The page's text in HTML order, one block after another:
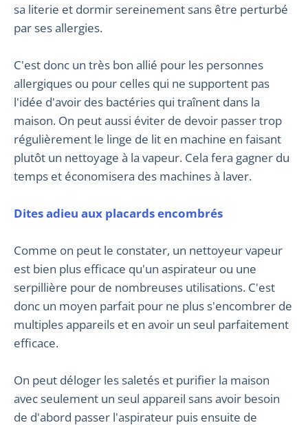
sa literie et dormir sereinement sans être perturbé
par ses allergies.
C'est donc un très bon allié pour les personnes
allergiques ou pour celles qui ne supportent pas
l'idée d'avoir des bactéries qui traînent dans la
maison. On peut aussi éviter de devoir passer trop
régulièrement le linge de lit en machine en faisant
plutôt un nettoyage à la vapeur. Cela fera gagner du
temps et économisera des machines à laver.
Dites adieu aux placards encombrés
Comme on peut le constater, un nettoyeur vapeur
est bien plus efficace qu'un aspirateur ou une
serpillière pour de nombreuses utilisations. C'est
donc un moyen parfait pour ne plus s'encombrer de
multiples appareils et en avoir un seul parfaitement
efficace.
On peut déloger les saletés et purifier la maison
avec seulement un seul appareil sans avoir besoin
de d'abord passer l'aspirateur puis ensuite de